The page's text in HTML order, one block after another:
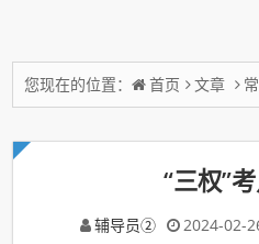
您现在的位置： 首页 文章
“三权”
辅导员② 2024-02-